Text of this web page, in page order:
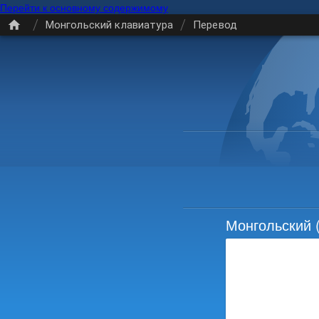
Перейти к основному содержимому
/ Монгольский клавиатура / Перевод
Монгольский